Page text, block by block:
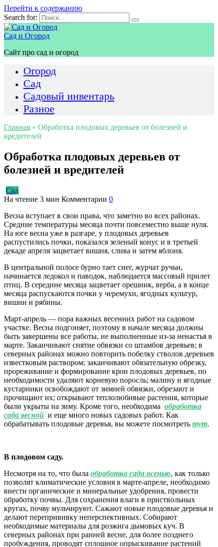
Перейти к содержанию
Search for:
Сад и Огород
Сайт про сад и огород
Огород
Сад
Садовый инвентарь
Разное
Главная » Обработка плодовых деревьев от болезней и
вредителей
Обработка плодовых деревьев от
болезней и вредителей
Сад
На чтение 3 мин Комментарии 0
Весна вступает в свои права, что заметно во всех районах.
Средние температуры месяца почти повсеместно выше нуля.
На юге весна уже в разгаре, у плодовых деревьев
распустились почки, показался зеленый конус и в третьей
декаде апреля зацветает вишня, слива и затем яблоня.
В центральной полосе бурно тает снег, журчат ручьи,
начинается ледокол и паводок, наблюдается массовый прилет
птиц. В середине месяца зацветает орешник, верба, а в конце
месяца распускаются почки у черемухи, ягодных культур,
вишни и рябины.
Март-апрель — пора важных весенних работ на садовом
участке. Весна подгоняет, поэтому в начале месяца должны
быть завершены все работы, не выполненные из-за ненастья в
марте. Заканчивают снятие обвязки со штамбов деревьев; в
северных районах можно повторить побелку стволов деревьев
известковым раствором; заканчивают обязательную обрезку,
прореживание и формирование крон плодовых деревьев, по
необходимости удаляют корневую поросль; малину и ягодные
кустарники освобождают от зимней обвязки, обрезают и
прочищают их; открывают теплолюбивые растения, которые
были укрыты на зиму. Кроме того, необходима обработка
сада весной и еще много новых садовых работ. Как
обрабатывать плодовые деревья, вы можете посмотреть тут.
В плодовом саду.
Несмотря на то, что была обработка сада осенью, как только
позволят климатические условия в марте-апреле, необходимо
внести органические и минеральные удобрения, провести
обработку почвы. Для сохранения влаги в приствольных
кругах, почву мульчируют. Сажают новые плодовые деревья и
делают перепрививку неперспективных. Собирают
необходимые материалы для розжига дымовых куч. В
северных районах при ранней весне, для более позднего
пробуждения, проводят сплошное опрыскивание растений